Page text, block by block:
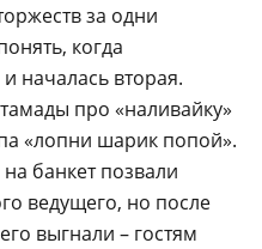
за одни
когда
началась вторая.
про «наливайку»
«лопни шарик попой».
банкет позвали
ведущего, но после
выгнали – гостям